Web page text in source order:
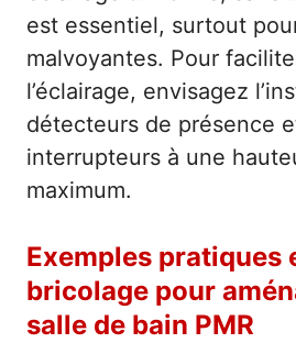
est essentiel, surtout
malvoyantes. Pour
l’éclairage, envisagez
détecteurs de présence
interrupteurs à une
maximum.
Exemples pratiques
bricolage pour
salle de bain PMR